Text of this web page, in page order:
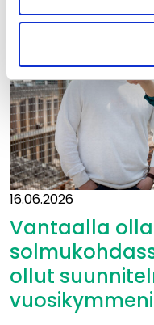
16.06.2026
Vantaalla
ollut